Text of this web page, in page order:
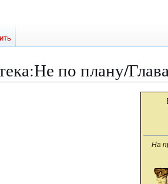
:Не по плану/
На